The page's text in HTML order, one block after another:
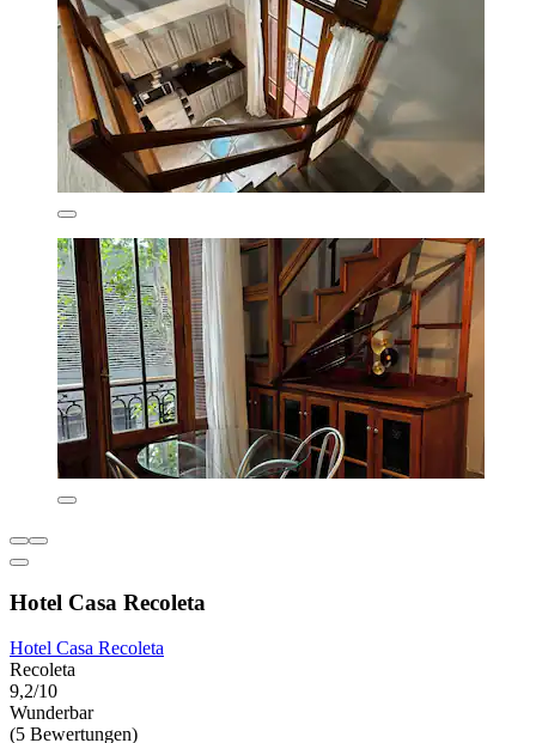
Hotel Casa Recoleta
Hotel Casa Recoleta
Recoleta
9,2/10
Wunderbar
(5 Bewertungen)